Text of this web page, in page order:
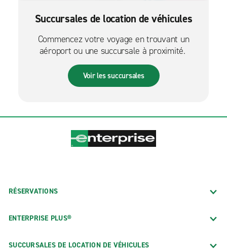
Succursales de location de véhicules
Commencez votre voyage en trouvant un
aéroport ou une succursale à proximité.
Voir les succursales
RÉSERVATIONS
ENTERPRISE PLUS®
SUCCURSALES DE LOCATION DE VÉHICULES